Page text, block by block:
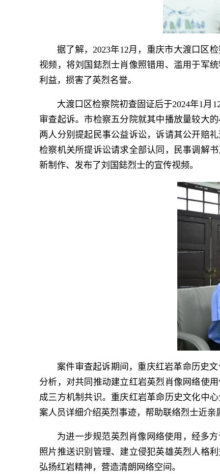
据了解， 2023年12月，重庆市大渡口区
视频，将刘国鋕烈士肖像照错用、滥用于军
利益，损害了英烈名誉。
大渡口区检察院初查固证后于2024年1 月
审查起诉。市检察五分院就其中播放量较大的
两人分别提起民事公益诉讼，诉请其公开赔
检察机关所提诉讼请求全部认同，民事调解
新制作、发布了刘国鋕烈士的宣传视频。
案件审查起诉期间，重庆红岩革命历史
分析，对共同推动建立红岩英烈肖像网络使
成三方机制共识。重庆红岩革命历史文化中
案人员详细介绍英烈事迹，帮助联络烈士近亲
为进一步规范英烈肖像网络使用，经多
照片推送识别管理、建立侵犯英雄英烈人格
弘扬红岩精神，营造清朗网络空间。